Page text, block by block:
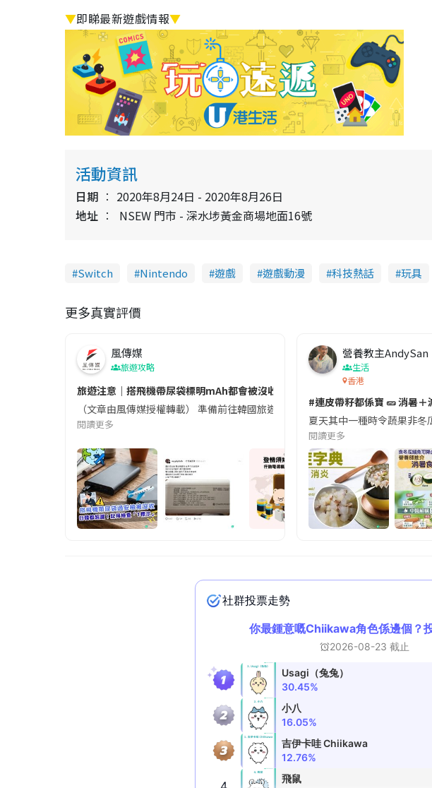
▼即睇最新遊戲情報▼
活動資訊
日期
2020年8月24日 - 2020年8月26日
地址
NSEW 門市 - 深水埗黃金商場地面16號
Switch Nintendo 遊戲 遊戲動漫 科技熱話 玩具
更多真實評價
風傳媒
旅遊攻略
旅遊注意｜搭飛機帶尿袋標明mAh都會被沒收😱出發前切記檢查「1標示」🚨
（文章由風傳媒授權轉載） 準備前往韓國旅遊的民眾，近期要特別留意隨身
閱讀更多
營養教主AndySan
生活
香港
#連皮帶籽都係寶 🥒 消暑＋
夏天其中一種時令蔬果非
閱讀更多